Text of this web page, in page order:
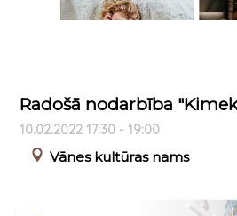
Radošā nodarbība
10.02.2022 17:30 - 19:00
Vānes kultūras nams